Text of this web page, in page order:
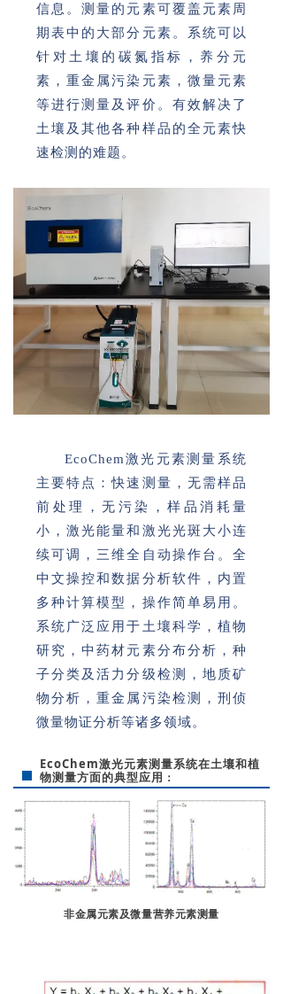
信息。测量的元素可覆盖元素周
期表中的大部分元素。系统可以
针对土壤的碳氮指标，养分元
素，重金属污染元素，微量元素
等进行测量及评价。有效解决了
土壤及其他各种样品的全元素快
速检测的难题。
EcoChem激光元素测量系统
主要特点：快速测量，无需样品
前处理，无污染，样品消耗量
小，激光能量和激光光斑大小连
续可调，三维全自动操作台。全
中文操控和数据分析软件，内置
多种计算模型，操作简单易用。
系统广泛应用于土壤科学，植物
研究，中药材元素分布分析，种
子分类及活力分级检测，地质矿
物分析，重金属污染检测，刑侦
微量物证分析等诸多领域。
EcoChem激光元素测量系统在土壤和植
物测量方面的典型应用 ：
非金属元素及微量营养元素测量